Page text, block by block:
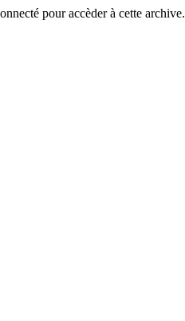
pour accèder à cette archive.